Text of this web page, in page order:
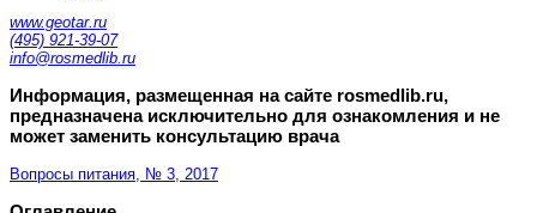
www.geotar.ru
(495) 921-39-07
info@rosmedlib.ru
Информация, размещенная на сайте rosmedlib.ru,
предназначена исключительно для ознакомления и не
может заменить консультацию врача
Вопросы питания, № 3, 2017